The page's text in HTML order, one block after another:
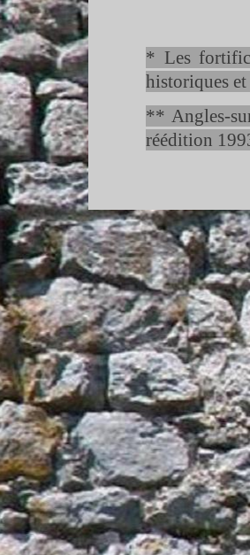
* Les
historiques
** Angles-
réédition